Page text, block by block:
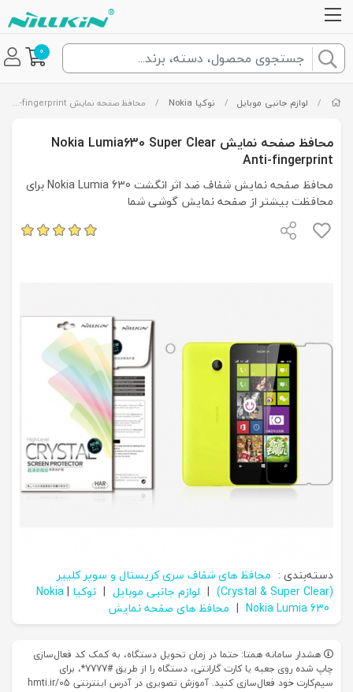
0
/ لوازم جانبی موبایل / نوکیا Nokia / محافظ صفحه نمایش Nokia Lumia630 Super Clear Anti-fingerprint
محافظ صفحه نمایش Nokia Lumia630 Super Clear
Anti-fingerprint
محافظ صفحه نمایش شفاف ضد اثر انگشت Nokia Lumia 630 برای
محافظت بیشتر از صفحه نمایش گوشی شما
دسته‌بندی : محافظ های شفاف سری کریستال و سوپر کلییر
(Crystal & Super Clear)
| لوازم جانبی موبایل | نوکیا Nokia |
Nokia Lumia 630
| محافظ های صفحه نمایش
هشدار سامانه همتا: حتما در زمان تحویل دستگاه، به کمک کد فعال‌سازی
چاپ شده روی جعبه یا کارت گارانتی، دستگاه را از طریق #7777*، برای
سیم‌کارت خود فعال‌سازی کنید. آموزش تصویری در آدرس اینترنتی hmti.ir/05